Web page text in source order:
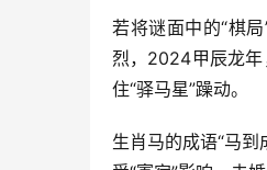
若将谜面中的“棋
烈，2024甲辰龙年
住“驿马星”躁动。
生肖马的成语“马